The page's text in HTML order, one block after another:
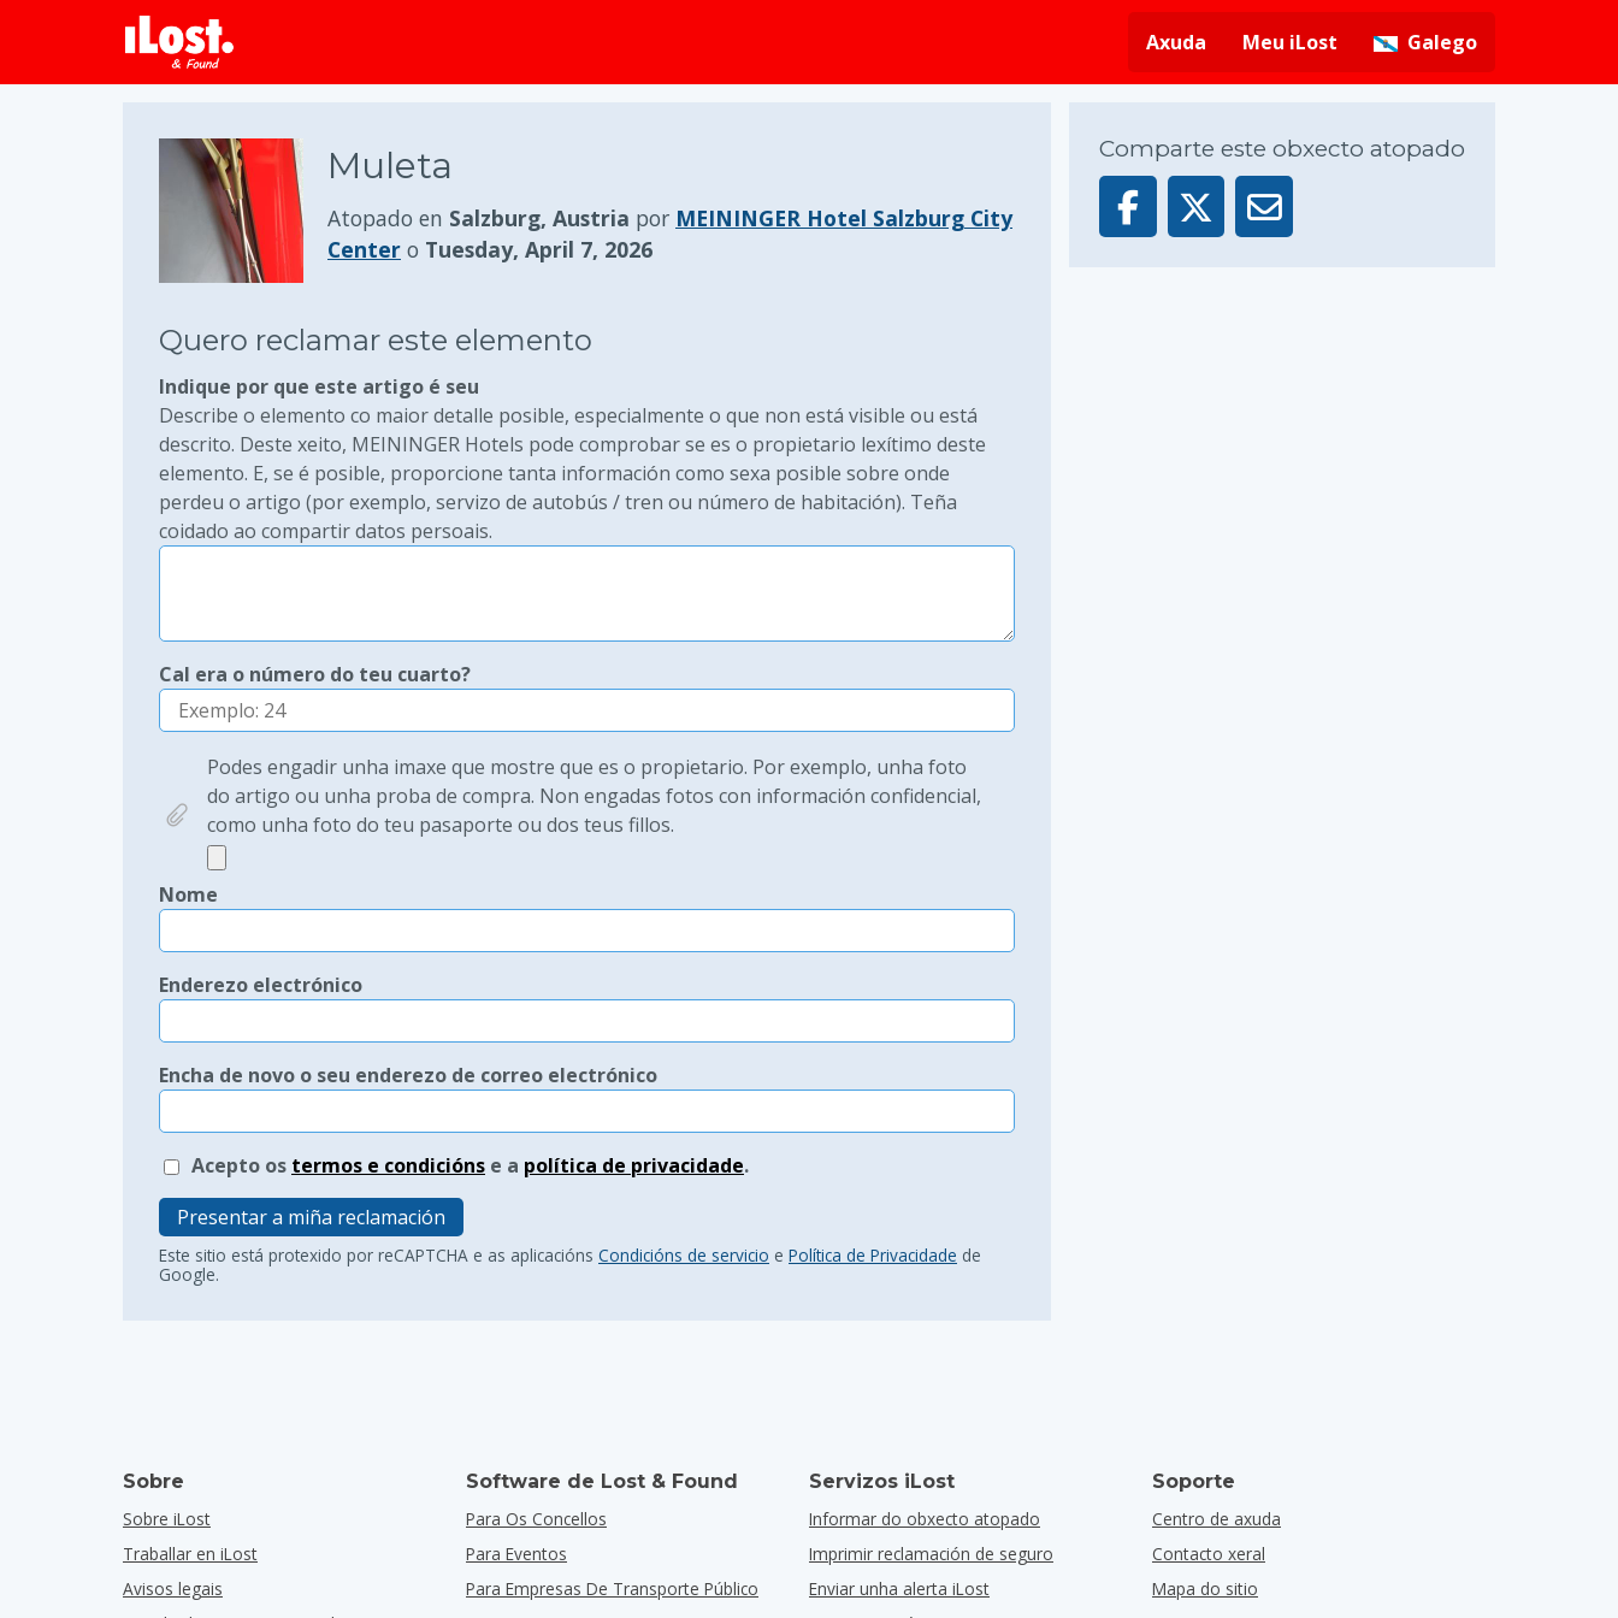
Axuda Meu iLost Galego
Muleta
Atopado en Salzburg, Austria por MEININGER Hotel Salzburg City
Center o Tuesday, April 7, 2026
Quero reclamar este elemento
Indique por que este artigo é seu
Describe o elemento co maior detalle posible, especialmente o que non está visible ou está
descrito. Deste xeito, MEININGER Hotels pode comprobar se es o propietario lexítimo deste
elemento. E, se é posible, proporcione tanta información como sexa posible sobre onde
perdeu o artigo (por exemplo, servizo de autobús / tren ou número de habitación). Teña
coidado ao compartir datos persoais.
Cal era o número do teu cuarto?
Podes engadir unha imaxe que mostre que es o propietario. Por exemplo, unha foto
do artigo ou unha proba de compra. Non engadas fotos con información confidencial,
como unha foto do teu pasaporte ou dos teus fillos.
Nome
Enderezo electrónico
Encha de novo o seu enderezo de correo electrónico
Acepto os termos e condicións e a política de privacidade.
Presentar a miña reclamación
Este sitio está protexido por reCAPTCHA e as aplicacións Condicións de servicio e Política de Privacidade de
Google.
Comparte este obxecto atopado
Sobre
Sobre iLost
Traballar en iLost
Avisos legais
Software de Lost & Found
Para Os Concellos
Para Eventos
Para Empresas De Transporte Público
Servizos iLost
Informar do obxecto atopado
Imprimir reclamación de seguro
Enviar unha alerta iLost
Soporte
Centro de axuda
Contacto xeral
Mapa do sitio